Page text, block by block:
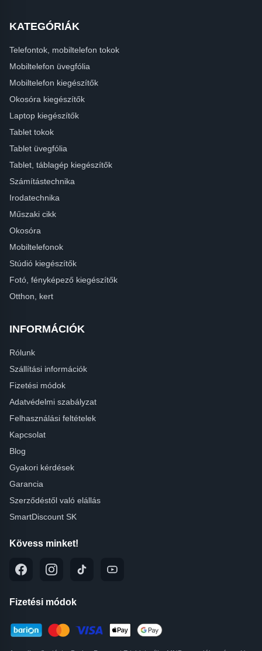
KATEGÓRIÁK
Telefontok, mobiltelefon tokok
Mobiltelefon üvegfólia
Mobiltelefon kiegészítők
Okosóra kiegészítők
Laptop kiegészítők
Tablet tokok
Tablet üvegfólia
Tablet, táblagép kiegészítők
Számítástechnika
Irodatechnika
Műszaki cikk
Okosóra
Mobiltelefonok
Stúdió kiegészítők
Fotó, fényképező kiegészítők
Otthon, kert
INFORMÁCIÓK
Rólunk
Szállítási információk
Fizetési módok
Adatvédelmi szabályzat
Felhasználási feltételek
Kapcsolat
Blog
Gyakori kérdések
Garancia
Szerződéstől való elállás
SmartDiscount SK
Kövess minket!
Fizetési módok